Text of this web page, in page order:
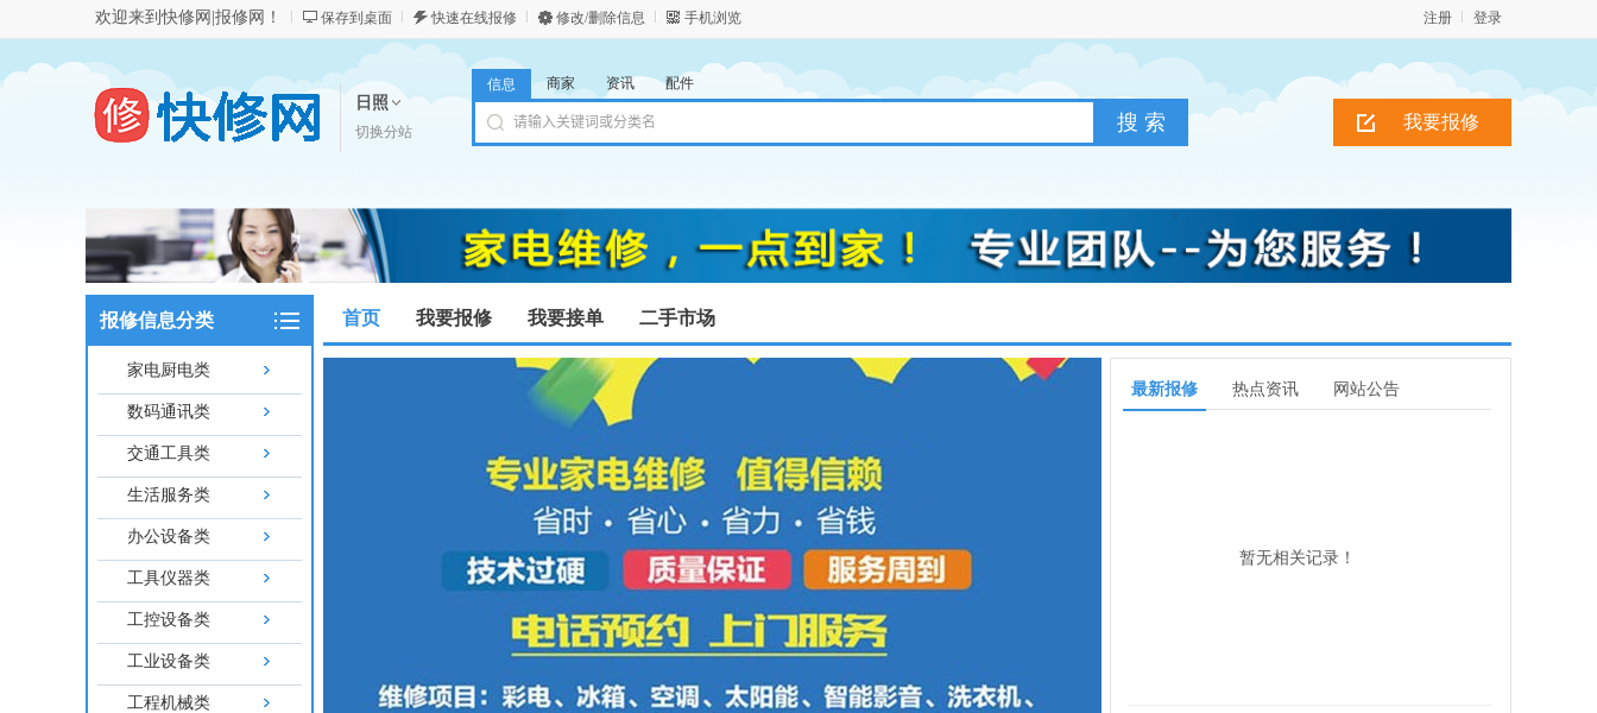
欢迎来到快修网|报修网！ 保存到桌面 快速在线报修 修改/删除信息 手机浏览 登录
注册
日照
切换分站 我要报修
信息 商家 资讯 配件
报修信息分类
家电厨电类
数码通讯类
交通工具类
生活服务类
办公设备类
工具仪器类
工控设备类
工业设备类
工程机械类
首页 我要报修 我要接单 二手市场
最新报修 热点资讯 网站公告
暂无相关记录！